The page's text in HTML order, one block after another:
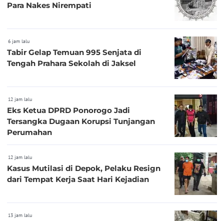
Para Nakes Nirempati
6 jam lalu
Tabir Gelap Temuan 995 Senjata di
Tengah Prahara Sekolah di Jaksel
12 jam lalu
Eks Ketua DPRD Ponorogo Jadi
Tersangka Dugaan Korupsi Tunjangan
Perumahan
12 jam lalu
Kasus Mutilasi di Depok, Pelaku Resign
dari Tempat Kerja Saat Hari Kejadian
13 jam lalu